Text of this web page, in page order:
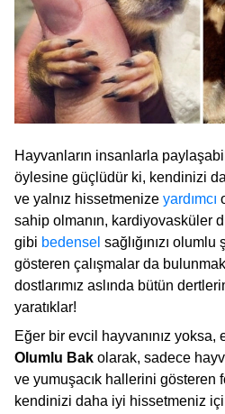
Hayvanların insanlarla
öylesine güçlüdür ki, kendinizi
ve yalnız hissetmenize yardımcı
sahip olmanın, kardiyovasküler
gibi bedensel sağlığınızı
gösteren çalışmalar da
dostlarımız aslında bütün
yaratıklar!
Eğer bir evcil hayvanınız
Olumlu Bak olarak, sadece
ve yumuşacık hallerini gösteren
kendinizi daha iyi hissetmeniz